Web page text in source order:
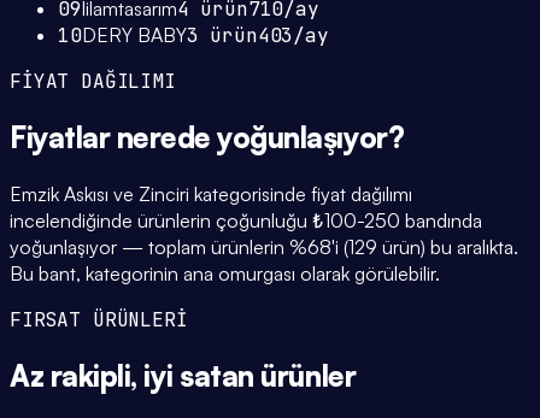
09lilamtasarım4 ürün710/ay
10DERY BABY3 ürün403/ay
FİYAT DAĞILIMI
Fiyatlar nerede yoğunlaşıyor?
Emzik Askısı ve Zinciri kategorisinde fiyat dağılımı
incelendiğinde ürünlerin çoğunluğu ₺100-250 bandında
yoğunlaşıyor — toplam ürünlerin %68'i (129 ürün) bu aralıkta.
Bu bant, kategorinin ana omurgası olarak görülebilir.
FIRSAT ÜRÜNLERİ
Az rakipli, iyi satan ürünler